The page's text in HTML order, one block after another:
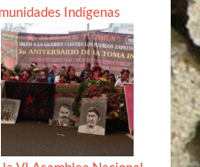
Indígenas